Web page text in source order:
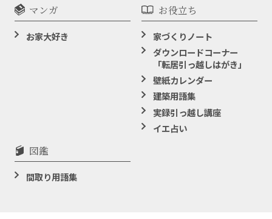
マンガ
お家大好き
お役立ち
家づくりノート
ダウンロードコーナー
「転居引っ越しはがき」
壁紙カレンダー
建築用語集
実録引っ越し講座
イエ占い
図鑑
間取り用語集